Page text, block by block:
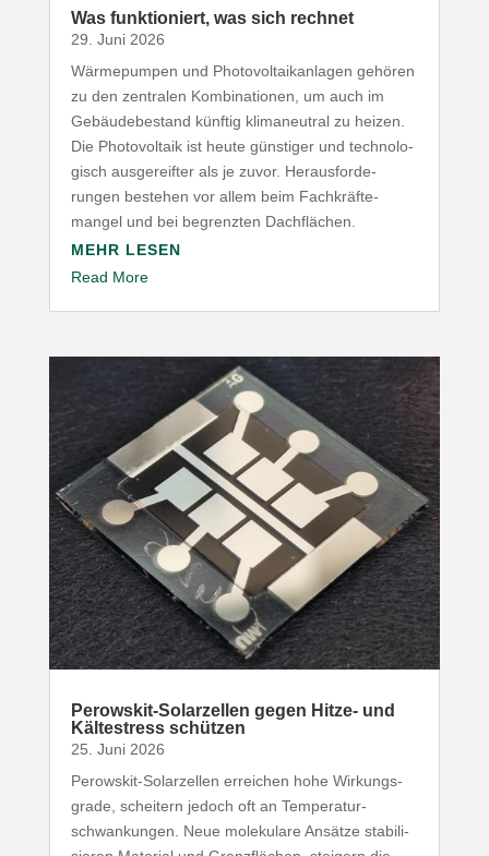
Was funk­tio­niert, was sich rechnet
29. Juni 2026
Wärme­pumpen und Photo­vol­ta­ik­an­lagen gehören
zu den zentralen Kombi­na­tionen, um auch im
Gebäu­de­be­stand künftig klima­neutral zu heizen.
Die Photo­voltaik ist heute günstiger und tech­no­lo­
gisch ausge­reifter als je zuvor. Heraus­for­de­
rungen bestehen vor allem beim Fach­kräf­te­
mangel und bei begrenzten Dachflächen.
MEHR LESEN
Read More
Perowskit-​Solarzellen gegen Hitze- und
Kälte­stress schützen
25. Juni 2026
Perowskit-​Solarzellen erreichen hohe Wirkungs­
grade, scheitern jedoch oft an Tempe­ra­tur­
schwan­kungen. Neue mole­kulare Ansätze stabi­li­